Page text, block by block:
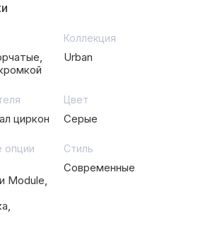
Коллекция
Urban
циркон
Цвет
Серые
опции
Module,
Стиль
Современные